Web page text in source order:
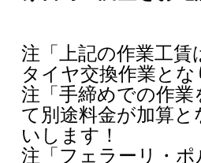
注「上記の作業工
タイヤ交換作業と
注「手締めでの作
て別途料金が加算
いします！
注「フェラーリ・